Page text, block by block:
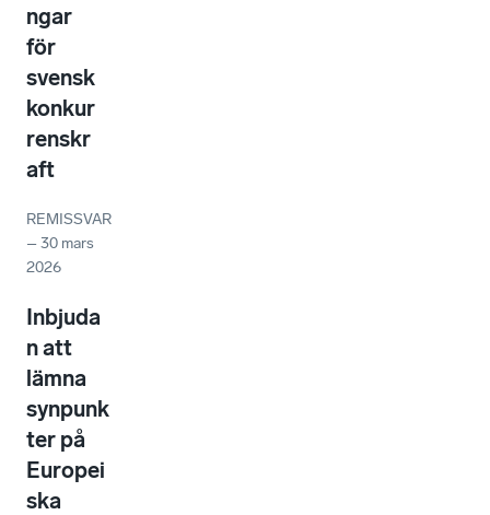
ngar
för
svensk
konkur
renskr
aft
REMISSVAR
–30 mars
2026
Inbjuda
n att
lämna
synpunk
ter på
Europei
ska